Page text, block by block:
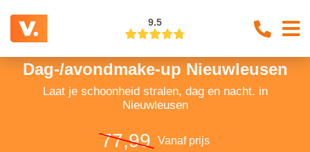
9.5
Dag-/avondmake-up Nieuwleusen
Laat je schoonheid stralen, dag en nacht. in
Nieuwleusen
77,99 Vanaf prijs